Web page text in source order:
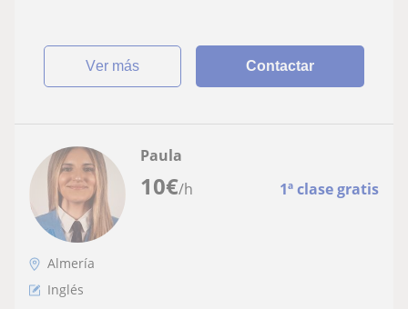
ver más Contactar
10€/h 1ª clase gratis
Paula
Almería
Inglés